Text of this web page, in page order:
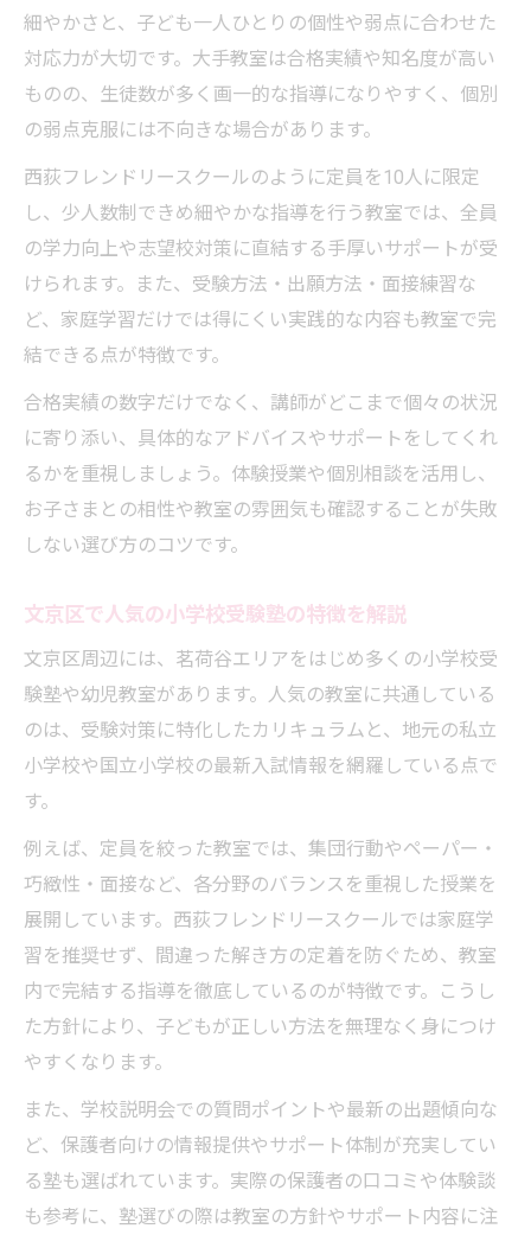
小学校受験で家庭学習非推奨の背景と理由
教室完結型の小学校受験指導がもたらす効
果
小学校受験で間違った学習法を避けるコツ
小学校受験支援で保護者ができるサポート
例
きめ細やかな小学校受験指導が選ばれる要
因
経験豊富な先生が語る出願・面接成功の秘訣
小学校受験で大切な出願準備の具体的ポイ
ント
面接対策に強い小学校受験教室の特徴とは
小学校受験面接力を伸ばす日常コミュニケ
ーション術
極意
合格実績に惑わされず小学校受験を見極める方
法
実際の小学校受験成功事例から学ぶ選択術
小学校受験は数字だけでなく環境選びが重
要
子どもに合った小学校受験環境の見極め方
細やかさと、子ども一人ひとりの個性や弱点に合わせた
対応力が大切です。大手教室は合格実績や知名度が高い
ものの、生徒数が多く画一的な指導になりやすく、個別
の弱点克服には不向きな場合があります。
西荻フレンドリースクールのように定員を10人に限定
し、少人数制できめ細やかな指導を行う教室では、全員
の学力向上や志望校対策に直結する手厚いサポートが受
けられます。また、受験方法・出願方法・面接練習な
ど、家庭学習だけでは得にくい実践的な内容も教室で完
結できる点が特徴です。
合格実績の数字だけでなく、講師がどこまで個々の状況
に寄り添い、具体的なアドバイスやサポートをしてくれ
るかを重視しましょう。体験授業や個別相談を活用し、
お子さまとの相性や教室の雰囲気も確認することが失敗
しない選び方のコツです。
文京区で人気の小学校受験塾の特徴を解説
文京区周辺には、茗荷谷エリアをはじめ多くの小学校受
験塾や幼児教室があります。人気の教室に共通している
のは、受験対策に特化したカリキュラムと、地元の私立
小学校や国立小学校の最新入試情報を網羅している点で
す。
例えば、定員を絞った教室では、集団行動やペーパー・
巧緻性・面接など、各分野のバランスを重視した授業を
展開しています。西荻フレンドリースクールでは家庭学
習を推奨せず、間違った解き方の定着を防ぐため、教室
内で完結する指導を徹底しているのが特徴です。こうし
た方針により、子どもが正しい方法を無理なく身につけ
やすくなります。
また、学校説明会での質問ポイントや最新の出題傾向な
ど、保護者向けの情報提供やサポート体制が充実してい
る塾も選ばれています。実際の保護者の口コミや体験談
も参考に、塾選びの際は教室の方針やサポート内容に注